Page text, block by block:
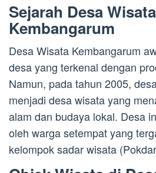
Sejarah Desa Wisata
Kembangarum
Desa Wisata Kembangarum
desa yang terkenal dengan
Namun, pada tahun 2005,
menjadi desa wisata yang
alam dan budaya lokal. Desa
oleh warga setempat yang
kelompok sadar wisata